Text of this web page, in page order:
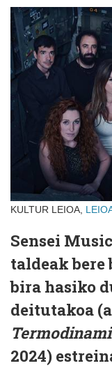
KULTUR LEIOA,
Sensei
taldeak bere
bira hasiko
deitutakoa
2024)